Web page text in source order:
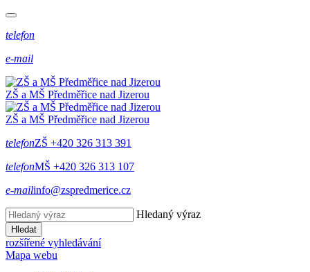
telefon
e-mail
ZŠ a MŠ Předměřice nad Jizerou
ZŠ a MŠ Předměřice nad Jizerou
telefonZŠ +420 326 313 391
telefonMŠ +420 326 313 107
e-mailinfo@zspredmerice.cz
Hledaný výraz
Hledat
rozšířené vyhledávání
Mapa webu